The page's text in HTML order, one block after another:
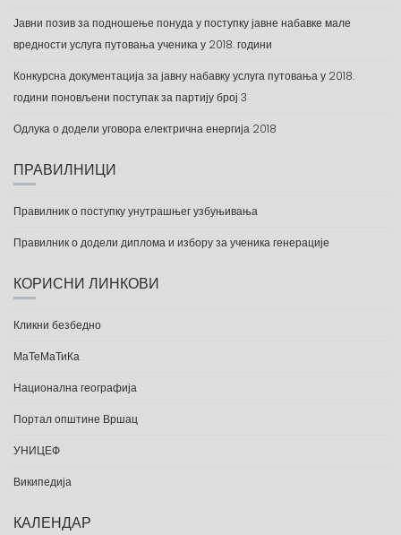
Јавни позив за подношење понуда у поступку јавне набавке мале
вредности услуга путовања ученика у 2018. години
Конкурсна документација за јавну набавку услуга путовања у 2018.
години поновљени поступак за партију број 3
Одлука о додели уговора електрична енергија 2018
ПРАВИЛНИЦИ
Правилник о поступку унутрашњег узбуњивања
Правилник о додели диплома и избору за ученика генерације
КОРИСНИ ЛИНКОВИ
Кликни безбедно
МаТеМаТиКа
Национална географија
Портал општине Вршац
УНИЦЕФ
Википедија
КАЛЕНДАР